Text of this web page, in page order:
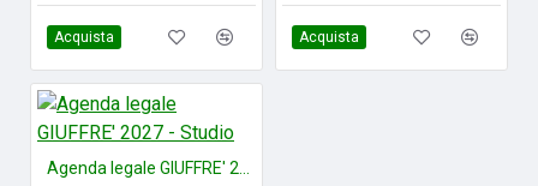
Acquista Acquista